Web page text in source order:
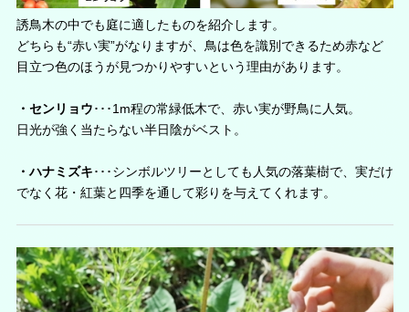
誘鳥木の中でも庭に適したものを紹介します。
どちらも“赤い実”がなりますが、鳥は色を識別できるため赤など
目立つ色のほうが見つかりやすいという理由があります。
・センリョウ･･･1m程の常緑低木で、赤い実が野鳥に人気。
日光が強く当たらない半日陰がベスト。
・ハナミズキ･･･シンボルツリーとしても人気の落葉樹で、実だけ
でなく花・紅葉と四季を通して彩りを与えてくれます。